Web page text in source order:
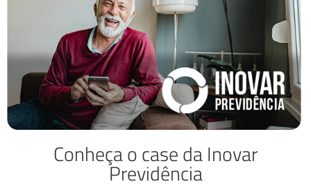
Conheça o case da Inovar
Previdência